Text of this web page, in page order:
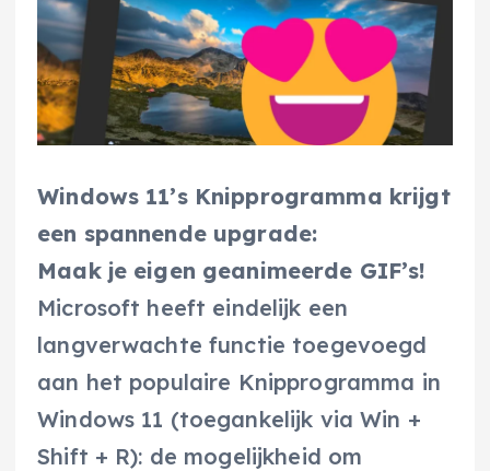
Windows 11’s Knipprogramma krijgt
een spannende upgrade:
Maak je eigen geanimeerde GIF’s!
Microsoft heeft eindelijk een
langverwachte functie toegevoegd
aan het populaire Knipprogramma in
Windows 11 (toegankelijk via Win +
Shift + R): de mogelijkheid om